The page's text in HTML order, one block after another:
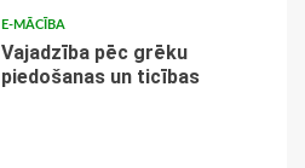
E-MĀCĪBA
Vajadzība pēc grēku
piedošanas un ticības